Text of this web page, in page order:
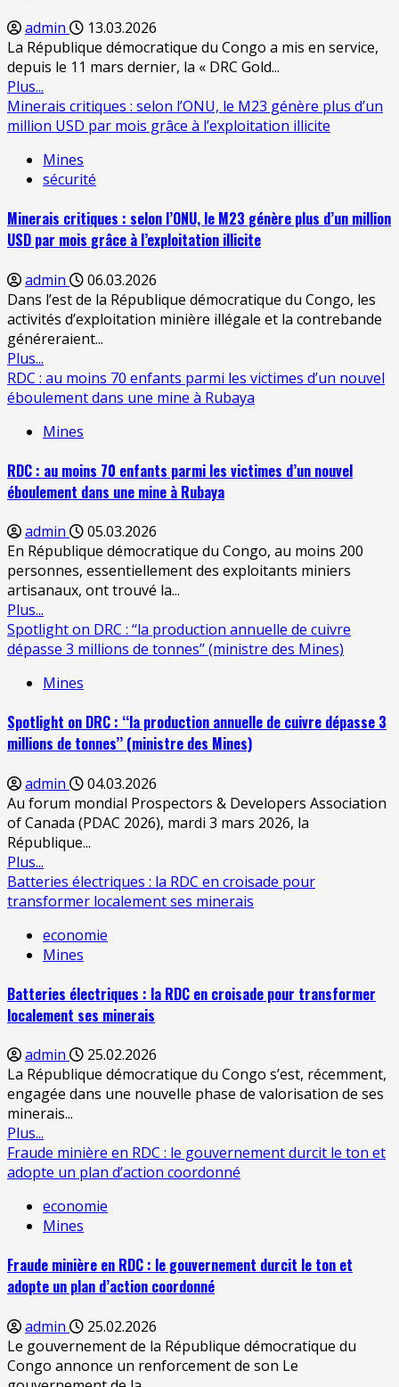
admin
13.03.2026
La République démocratique du Congo a mis en service,
depuis le 11 mars dernier, la « DRC Gold...
Plus...
Minerais critiques : selon l’ONU, le M23 génère plus d’un
million USD par mois grâce à l’exploitation illicite
Mines
sécurité
Minerais critiques : selon l’ONU, le M23 génère plus d’un million
USD par mois grâce à l’exploitation illicite
admin
06.03.2026
Dans l’est de la République démocratique du Congo, les
activités d’exploitation minière illégale et la contrebande
généreraient...
Plus...
RDC : au moins 70 enfants parmi les victimes d’un nouvel
éboulement dans une mine à Rubaya
Mines
RDC : au moins 70 enfants parmi les victimes d’un nouvel
éboulement dans une mine à Rubaya
admin
05.03.2026
En République démocratique du Congo, au moins 200
personnes, essentiellement des exploitants miniers
artisanaux, ont trouvé la...
Plus...
Spotlight on DRC : ‘‘la production annuelle de cuivre
dépasse 3 millions de tonnes’’ (ministre des Mines)
Mines
Spotlight on DRC : ‘‘la production annuelle de cuivre dépasse 3
millions de tonnes’’ (ministre des Mines)
admin
04.03.2026
Au forum mondial Prospectors & Developers Association
of Canada (PDAC 2026), mardi 3 mars 2026, la
République...
Plus...
Batteries électriques : la RDC en croisade pour
transformer localement ses minerais
economie
Mines
Batteries électriques : la RDC en croisade pour transformer
localement ses minerais
admin
25.02.2026
La République démocratique du Congo s’est, récemment,
engagée dans une nouvelle phase de valorisation de ses
minerais...
Plus...
Fraude minière en RDC : le gouvernement durcit le ton et
adopte un plan d’action coordonné
economie
Mines
Fraude minière en RDC : le gouvernement durcit le ton et
adopte un plan d’action coordonné
admin
25.02.2026
Le gouvernement de la République démocratique du
Congo annonce un renforcement de son Le